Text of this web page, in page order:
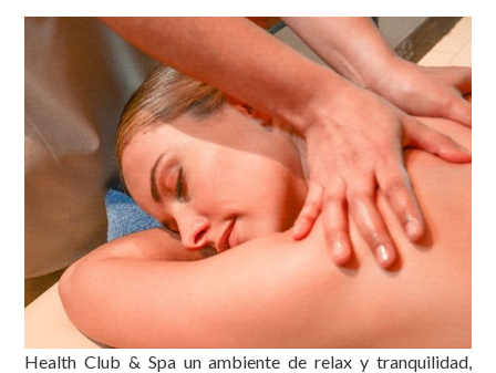
Health Club & Spa un ambiente de relax y tranquilidad,